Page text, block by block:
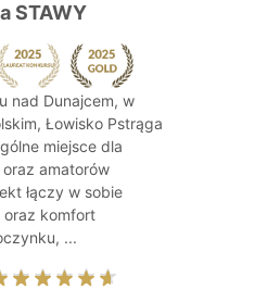
STAWY
nad Dunajcem, w
Łowisko Pstrąga
miejsce dla
amatorów
łączy w sobie
oraz komfort
...